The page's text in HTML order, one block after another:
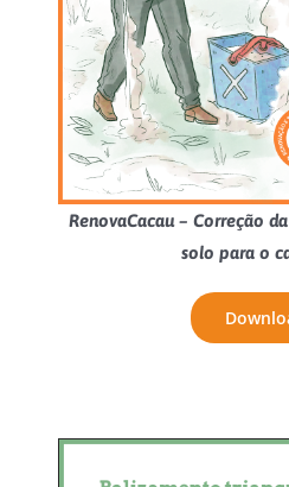
RenovaCacau – Correção
solo para o